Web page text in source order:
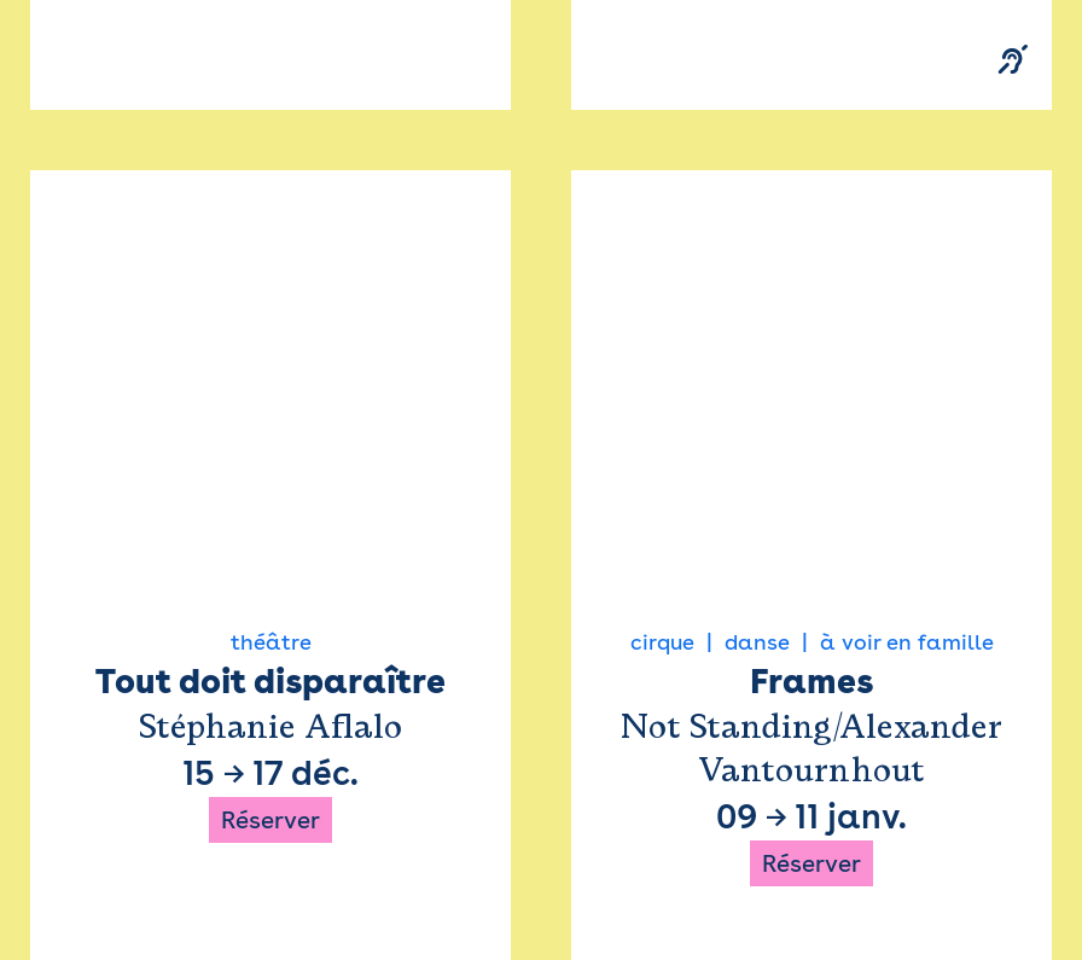
théâtre
Tout doit disparaître
Stéphanie Aflalo
15 → 17 déc.
Réserver
cirque danse à voir en famille
Frames
Not Standing/Alexander
Vantournhout
09 → 11 janv.
Réserver